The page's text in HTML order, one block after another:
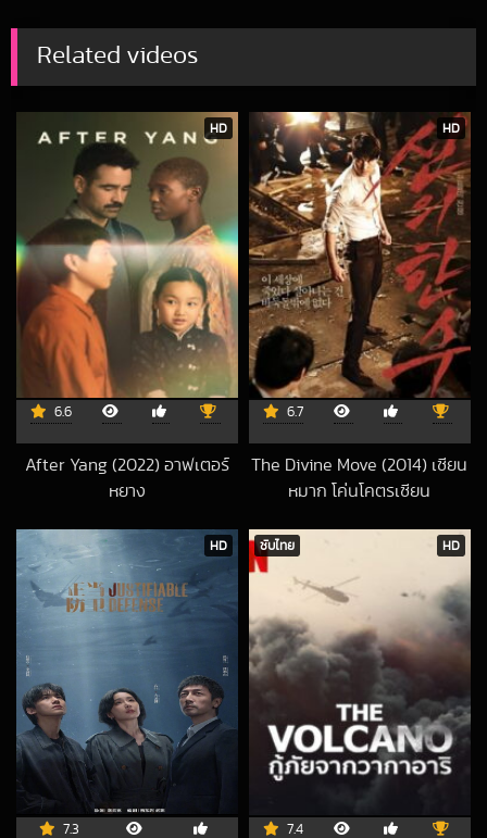
Related videos
HD
6.6
After Yang (2022) อาฟเตอร์
หยาง
HD
6.7
The Divine Move (2014) เซียน
หมาก โค่นโคตรเซียน
HD
7.3
HD
ซับไทย
7.4